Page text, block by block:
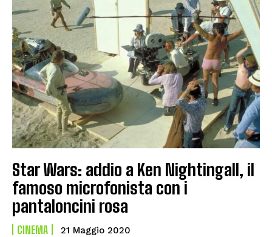
Star Wars: addio a Ken Nightingall, il
famoso microfonista con i
pantaloncini rosa
CINEMA 21 Maggio 2020